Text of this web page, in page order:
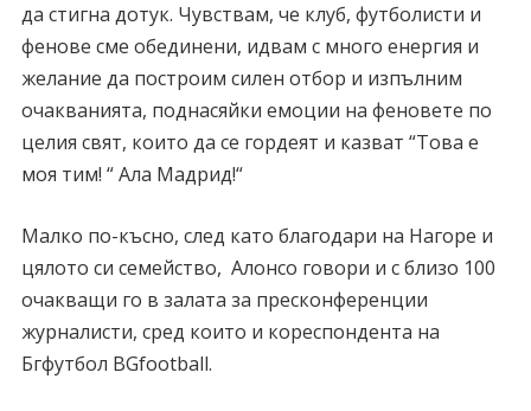
да стигна дотук. Чувствам, че клуб, футболисти и
фенове сме обединени, идвам с много енергия и
желание да построим силен отбор и изпълним
очакванията, поднасяйки емоции на феновете по
целия свят, които да се гордеят и казват “Това е
моя тим! “ Ала Мадрид!“
Малко по-късно, след като благодари на Нагоре и
цялото си семейство, Алонсо говори и с близо 100
очакващи го в залата за пресконференции
журналисти, сред които и кореспондента на
Бгфутбол BGfootball.